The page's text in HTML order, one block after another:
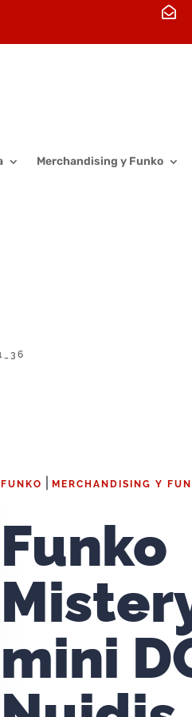

Merchandising y Funko
FUNKO MERCHANDISING Y
Funko
mini